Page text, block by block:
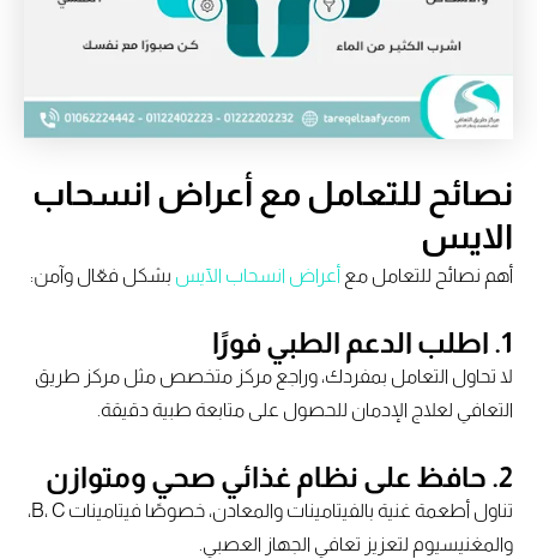
نصائح للتعامل مع أعراض انسحاب
الايس
أهم نصائح للتعامل معأعراض انسحاب الآيس بشكل فعّال وآمن:
لا تحاول التعامل بمفردك، وراجع مركز متخصص مثل مركز طريق
التعافي لعلاج الإدمان للحصول على متابعة طبية دقيقة.
2. حافظ على نظام غذائي صحي ومتوازن
تناول أطعمة غنية بالفيتامينات والمعادن، خصوصًا فيتامينات B، C،
والمغنيسيوم لتعزيز تعافي الجهاز العصبي.